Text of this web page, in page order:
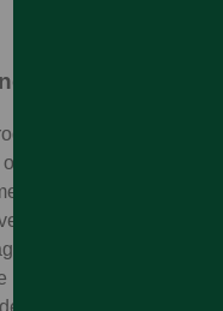
med 50 MP
at et Samsung-
vi den
kan du ta bilder med
det vanlige. Slik at du
du ser, uten og risikere
ultravidvinkelkameraet